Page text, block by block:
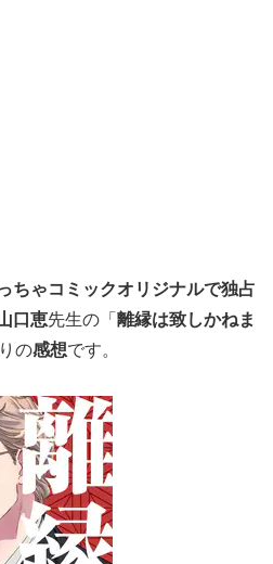
ちゃコミックオリジナルで独占
口恵先生の「 離縁は致しかねま
の感想です。